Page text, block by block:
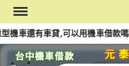
Skip
to
content
機車還有車貸,可以用機車借款嗎?